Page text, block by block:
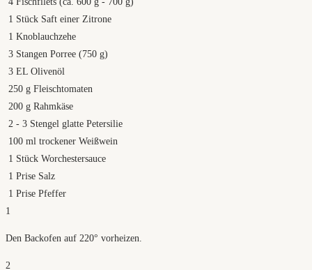
1 Stück Saft einer Zitrone
1 Knoblauchzehe
3 Stangen Porree (750 g)
3 EL Olivenöl
250 g Fleischtomaten
200 g Rahmkäse
2 - 3 Stengel glatte Petersilie
100 ml trockener Weißwein
1 Stück Worchestersauce
1 Prise Salz
1 Prise Pfeffer
1
Den Backofen auf 220° vorheizen.
2